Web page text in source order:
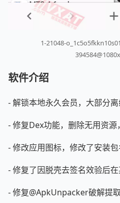
1-21048-
软件介绍
- 解锁本地永久会员，大部分
- 修复Dex功能，删除无用资
- 修改应用图标，修改了安装
- 修复了因脱壳去签名效验后
- 修复@ApkUnpacker破解提